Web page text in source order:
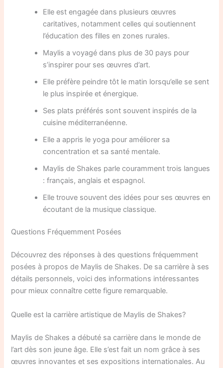
Elle est engagée dans plusieurs œuvres
caritatives, notamment celles qui soutiennent
l’éducation des filles en zones rurales.
Maylis a voyagé dans plus de 30 pays pour
s’inspirer pour ses œuvres d’art.
Elle préfère peindre tôt le matin lorsqu’elle se sent
le plus inspirée et énergique.
Ses plats préférés sont souvent inspirés de la
cuisine méditerranéenne.
Elle a appris le yoga pour améliorer sa
concentration et sa santé mentale.
Maylis de Shakes parle couramment trois langues
: français, anglais et espagnol.
Elle trouve souvent des idées pour ses œuvres en
écoutant de la musique classique.
Questions Fréquemment Posées
Découvrez des réponses à des questions fréquemment
posées à propos de Maylis de Shakes. De sa carrière à ses
détails personnels, voici des informations intéressantes
pour mieux connaître cette figure remarquable.
Quelle est la carrière artistique de Maylis de Shakes?
Maylis de Shakes a débuté sa carrière dans le monde de
l’art dès son jeune âge. Elle s’est fait un nom grâce à ses
œuvres innovantes et ses expositions internationales. Au